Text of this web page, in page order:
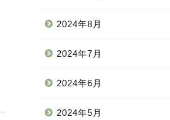
2024年8月
2024年7月
2024年6月
2024年5月